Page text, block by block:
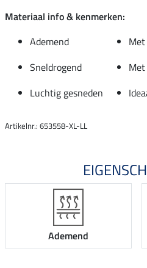
Materiaal info & kenmerken:
Ademend
Sneldrogend
Met
Luchtig gesneden
Artikelnr.: 653558-XL-LL
Ademend